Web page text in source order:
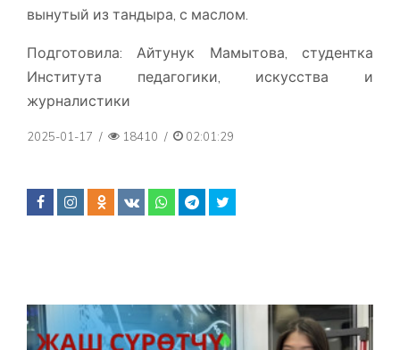
вынутый из тандыра, с маслом.
Подготовила: Айтунук Мамытова, студентка
Института педагогики, искусства и
журналистики
2025-01-17 / 18410 / 02:01:29